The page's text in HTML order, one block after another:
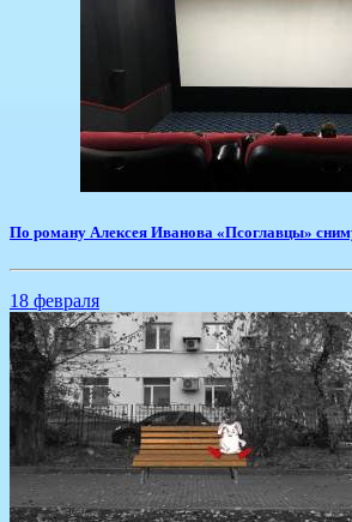
По роману Алексея Иванова «Псоглавцы»
18 февраля